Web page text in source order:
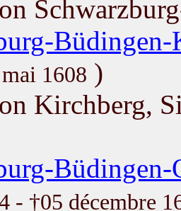
1608 )
Kirchberg,
Büdingen-
- †05 décembre